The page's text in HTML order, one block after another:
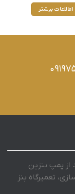
اطلاعات بیشتر
از پمپ بنزین
تعمیرگاه بنز